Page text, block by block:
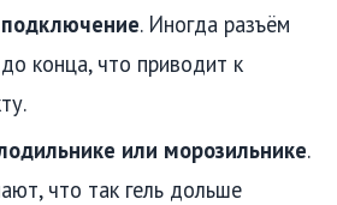
. Иногда разъём
конца, что приводит к
или морозильнике.
что так гель дольше